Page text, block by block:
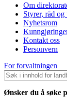
Om
Styrer, råd og
Nyhetsrom
Kontakt oss
Personvern
For forvaltningen
Ønsker du å søke